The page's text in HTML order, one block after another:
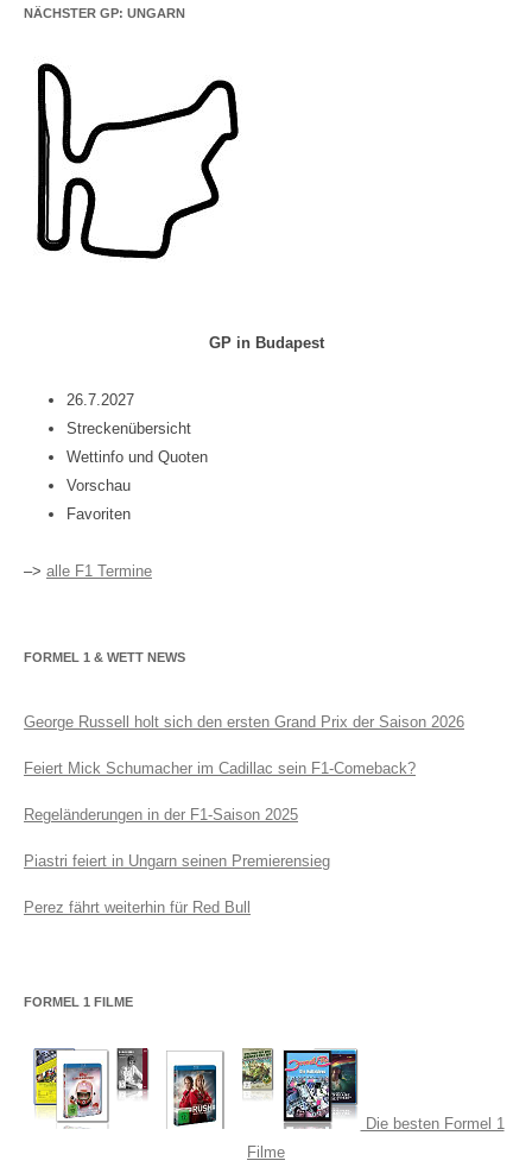
NÄCHSTER GP: UNGARN
GP in Budapest
26.7.2027
Streckenübersicht
Wettinfo und Quoten
Vorschau
Favoriten
–> alle F1 Termine
FORMEL 1 & WETT NEWS
George Russell holt sich den ersten Grand Prix der Saison 2026
Feiert Mick Schumacher im Cadillac sein F1-Comeback?
Regeländerungen in der F1-Saison 2025
Piastri feiert in Ungarn seinen Premierensieg
Perez fährt weiterhin für Red Bull
FORMEL 1 FILME
Die besten Formel 1
Filme